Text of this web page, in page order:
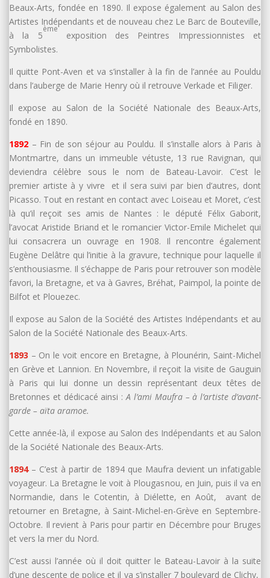
Beaux-Arts, fondée en 1890. Il expose également au Salon des
Artistes Indépendants et de nouveau chez Le Barc de Bouteville,
à la 5
ème
exposition des Peintres Impressionnistes et
Symbolistes.
Il quitte Pont-Aven et va s’installer à la fin de l’année au Pouldu
dans l’auberge de Marie Henry où il retrouve Verkade et Filiger.
Il expose au Salon de la Société Nationale des Beaux-Arts,
fondé en 1890.
1892 – Fin de son séjour au Pouldu. Il s’installe alors à Paris à
Montmartre, dans un immeuble vétuste, 13 rue Ravignan, qui
deviendra célèbre sous le nom de Bateau-Lavoir. C’est le
premier artiste à y vivre et il sera suivi par bien d’autres, dont
Picasso. Tout en restant en contact avec Loiseau et Moret, c’est
là qu’il reçoit ses amis de Nantes : le député Félix Gaborit,
l’avocat Aristide Briand et le romancier Victor-Emile Michelet qui
lui consacrera un ouvrage en 1908. Il rencontre également
Eugène Delâtre qui l’initie à la gravure, technique pour laquelle il
s’enthousiasme. Il s’échappe de Paris pour retrouver son modèle
favori, la Bretagne, et va à Gavres, Bréhat, Paimpol, la pointe de
Bilfot et Plouezec.
Il expose au Salon de la Société des Artistes Indépendants et au
Salon de la Société Nationale des Beaux-Arts.
1893 – On le voit encore en Bretagne, à Plounérin, Saint-Michel
en Grève et Lannion. En Novembre, il reçoit la visite de Gauguin
à Paris qui lui donne un dessin représentant deux têtes de
Bretonnes et dédicacé ainsi : A l’ami Maufra – à l’artiste d’avant-
garde – aïta aramoe.
Cette année-là, il expose au Salon des Indépendants et au Salon
de la Société Nationale des Beaux-Arts.
1894– C’est à partir de 1894 que Maufra devient un infatigable
voyageur. La Bretagne le voit à Plougasnou, en Juin, puis il va en
Normandie, dans le Cotentin, à Diélette, en Août, avant de
retourner en Bretagne, à Saint-Michel-en-Grève en Septembre-
Octobre. Il revient à Paris pour partir en Décembre pour Bruges
et vers la mer du Nord.
C’est aussi l’année où il doit quitter le Bateau-Lavoir à la suite
d’une descente de police et il va s’installer 7 boulevard de Clichy,